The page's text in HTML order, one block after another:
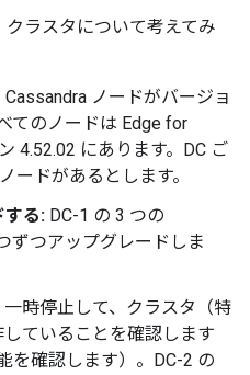
ラスタについて考えてみ
Cassandra ノードがバージョ
てのノードは Edge for
4.52.02 にあります。DC ご
ードがあるとします。
する: DC-1 の 3 つの
ずつアップグレードしま
一時停止して、クラスタ（特
ていることを確認します
を確認します）。DC-2 の